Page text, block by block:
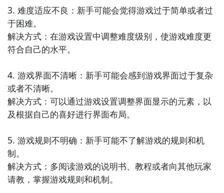
刷好游 上九游
全球好游抢先下 福利礼包免费领 官方直播陪你玩
立即下载
方法二： 下载九游APP，订阅托卡世界乐园世界的开测
提醒
步骤1：点击下载九游APP；
时接受活动,礼包,开测和开放下载的提醒；
九游APP
刷好游 上九游
3. 难度适应不良：新手可能会觉得游戏过于简单或者过
于困难。
解决方式：在游戏设置中调整难度级别，使游戏难度更
符合自己的水平。
4. 游戏界面不清晰：新手可能会感到游戏界面过于复杂
或者不清晰。
解决方式：可以通过游戏设置调整界面显示的元素，以
及根据自己的喜好进行界面布局。
5. 游戏规则不明确：新手可能不了解游戏的规则和机
制。
解决方式：多阅读游戏的说明书、教程或者向其他玩家
请教，掌握游戏规则和机制。